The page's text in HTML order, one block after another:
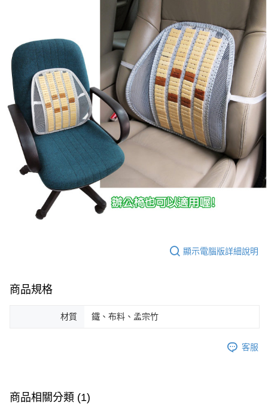
顯示電腦版詳細說明
商品規格
材質 鐵、布料、孟宗竹
客服
商品相關分類 (1)